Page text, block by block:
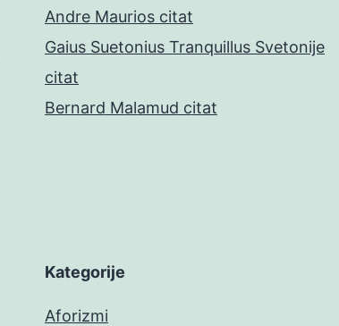
Andre Maurios citat
Gaius Suetonius Tranquillus Svetonije
citat
Bernard Malamud citat
Kategorije
Aforizmi